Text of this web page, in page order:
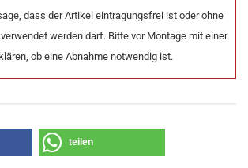
dass der Artikel eintragungsfrei ist oder ohne
werden darf. Bitte vor Montage mit einer
ob eine Abnahme notwendig ist.
teilen